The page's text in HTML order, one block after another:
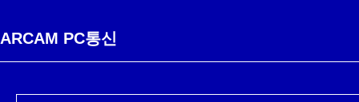
ARCAM PC통신